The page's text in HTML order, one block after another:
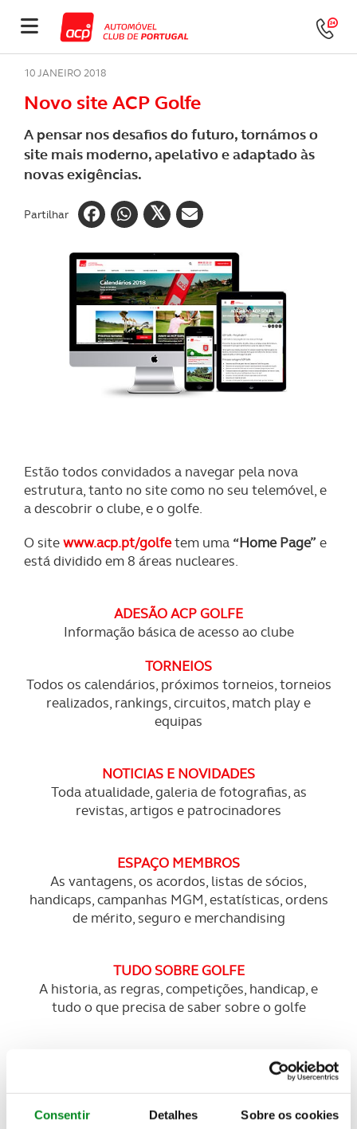
Consentir Detalhes Sobre os cookies
10 JANEIRO 2018
Novo site ACP Golfe
A pensar nos desafios do futuro, tornámos o
site mais moderno, apelativo e adaptado às
novas exigências.
Partilhar
Estão todos convidados a navegar pela nova
estrutura, tanto no site como no seu telemóvel, e
a descobrir o clube, e o golfe.
O sitewww.acp.pt/golfetem uma “Home Page” e
está dividido em 8 áreas nucleares.
ADESÃO ACP GOLFE
Informação básica de acesso ao clube
TORNEIOS
Todos os calendários, próximos torneios, torneios
realizados, rankings, circuitos, match play e
equipas
NOTICIAS E NOVIDADES
Toda atualidade, galeria de fotografias, as
revistas, artigos e patrocinadores
ESPAÇO MEMBROS
As vantagens, os acordos, listas de sócios,
handicaps, campanhas MGM, estatísticas, ordens
de mérito, seguro e merchandising
TUDO SOBRE GOLFE
A historia, as regras, competições, handicap, e
tudo o que precisa de saber sobre o golfe
Um produto fantástico para jogar em segurança